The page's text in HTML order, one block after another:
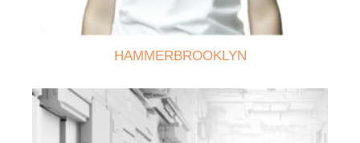
HAMMERBROOKLYN